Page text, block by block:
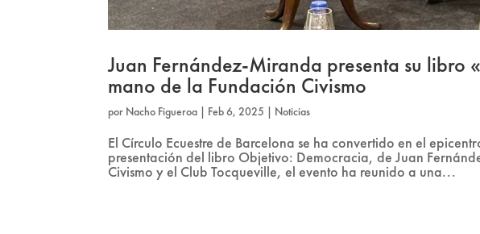
Juan Fernández-Miranda presenta su libro
mano de la Fundación Civismo
por Nacho Figueroa | Feb 6, 2025 | Noticias
El Círculo Ecuestre de Barcelona se ha convertido en el
presentación del libro Objetivo: Democracia, de Juan
Civismo y el Club Tocqueville, el evento ha reunido a una...